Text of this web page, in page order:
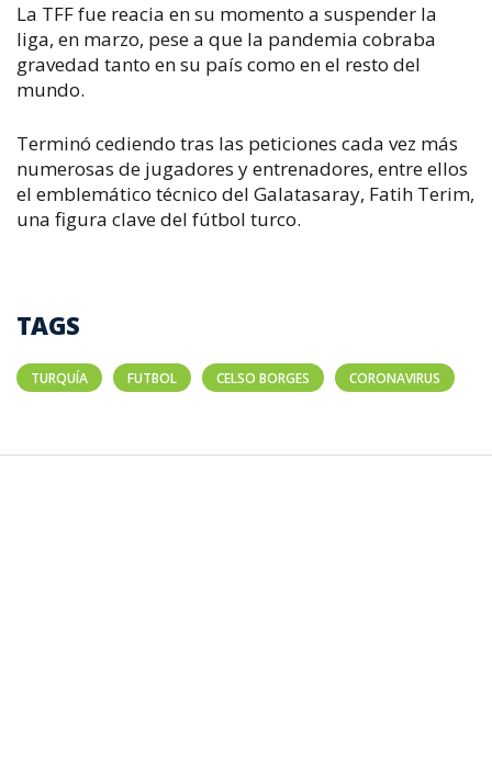
La TFF fue reacia en su momento a suspender la
liga, en marzo, pese a que la pandemia cobraba
gravedad tanto en su país como en el resto del
mundo.
Terminó cediendo tras las peticiones cada vez más
numerosas de jugadores y entrenadores, entre ellos
el emblemático técnico del Galatasaray, Fatih Terim,
una figura clave del fútbol turco.
TAGS
TURQUÍA FUTBOL CELSO BORGES CORONAVIRUS